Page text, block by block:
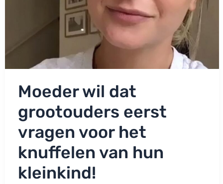
Moeder wil dat
grootouders eerst
vragen voor het
knuffelen van hun
kleinkind!